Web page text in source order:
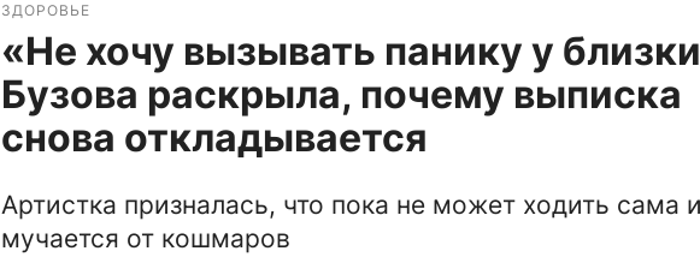
ЗДОРОВЬЕ
«Не хочу вызывать панику у
Бузова раскрыла, почему выписка
снова откладывается
Артистка призналась, что пока не может ходить сама
мучается от кошмаров